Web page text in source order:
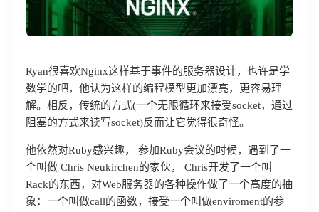
Ryan很喜欢Nginx这样基于事件的服务器设计，也许是学
数学的吧，他认为这样的编程模型更加漂亮，更容易理
解。相反，传统的方式(一个无限循环来接受socket，通过
阻塞的方式来读写socket)反而让它觉得很奇怪。
他依然对Ruby感兴趣， 参加Ruby会议的时候，遇到了一
个叫做 Chris Neukirchen的家伙， Chris开发了一个叫
Rack的东西，对Web服务器的各种操作做了一个高度的抽
象：一个叫做call的函数，接受一个叫做enviroment的参